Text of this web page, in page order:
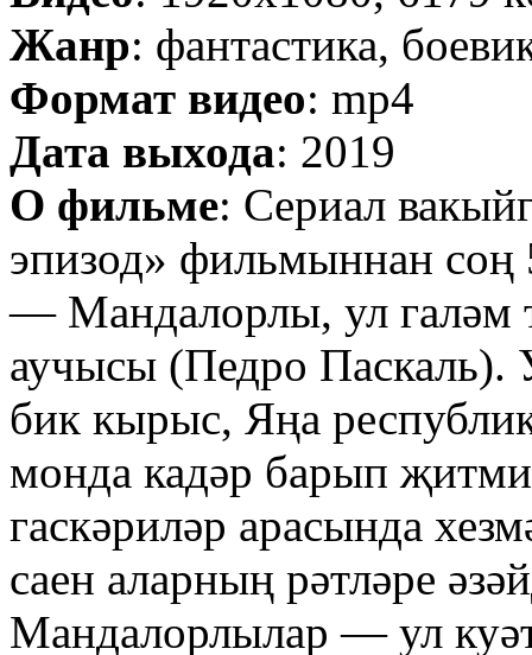
Жанр: фантастика,
Формат видео: mp4
Дата выхода: 2019
О фильме: Сериал
эпизод» фильмыннан соң
— Мандалорлы, ул галәм
аучысы (Педро Паскаль).
бик кырыс, Яңа
монда кадәр барып
гаскәриләр арасында
саен аларның рәтләре
Мандалорлылар — ул